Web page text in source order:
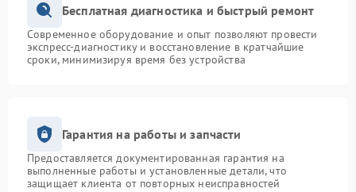
Бесплатная диагностика и быстрый ремонт
Современное оборудование и опыт позволяют провести
экспресс-диагностику и восстановление в кратчайшие
сроки, минимизируя время без устройства
Гарантия на работы и запчасти
Предоставляется документированная гарантия на
выполненные работы и установленные детали, что
защищает клиента от повторных неисправностей